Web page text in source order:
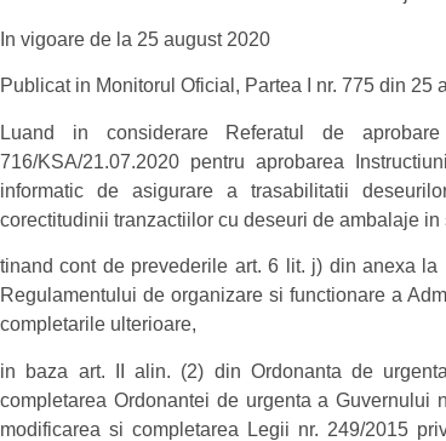
In vigoare de la 25 august 2020
Publicat in Monitorul Oficial, Partea I nr. 775 din 25
Luand in considerare Referatul de
716/KSA/21.07.2020 pentru aprobarea
informatic de asigurare a trasabilitatii
corectitudinii tranzactiilor cu deseuri de ambalaje
tinand cont de prevederile art. 6 lit. j) din anexa
Regulamentului de organizare si functionare a
completarile ulterioare,
in baza art. II alin. (2) din Ordonanta de
completarea Ordonantei de urgenta a
modificarea si completarea Legii nr. 249/2015